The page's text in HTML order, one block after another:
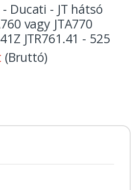
- Ducati - JT hátsó
vagy JTA770
JTR761.41 - 525
(Bruttó)